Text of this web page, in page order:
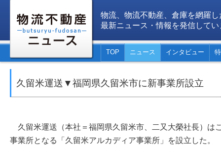
物流、物流不動産、倉庫を網羅し
最新ニュース・情報を発信してい
TOP ニュース インタビュー
久留米運送▼福岡県久留米市に新事業所設立
久留米運送（本社＝福岡県久留米市、二又大榮社長）は
事業所となる「久留米アルカディア事業所」を設立した。